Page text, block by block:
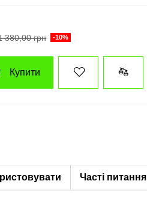
380,00 грн -10%
Купити
Часті питання